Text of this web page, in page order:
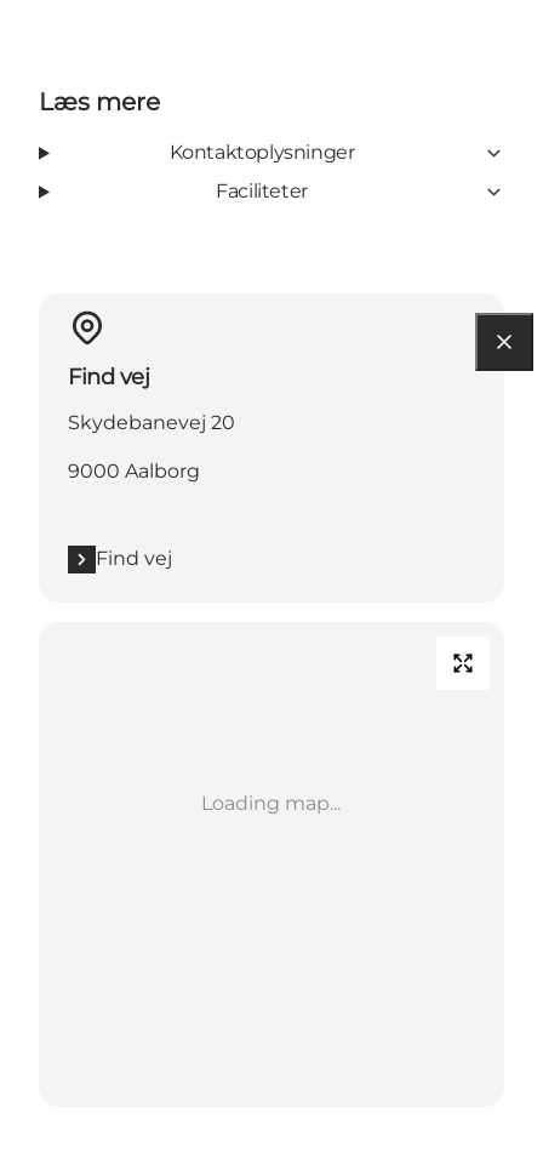
Læs mere
Kontaktoplysninger
Faciliteter
Find vej
Skydebanevej 20
9000 Aalborg
Find vej
Loading map...